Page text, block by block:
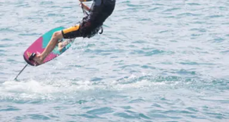
CULTURA
ECONOMIA E LAVORO
EVENTI
SPORT
Streaming